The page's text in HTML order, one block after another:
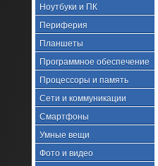
Ноутбуки и ПК
Периферия
Планшеты
Программное обеспечение
Процессоры и память
Сети и коммуникации
Смартфоны
Умные вещи
Фото и видео